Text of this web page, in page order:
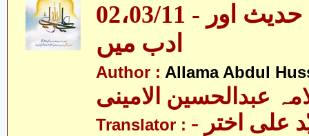
02،03/11 - غدیر - قرآن، حدیث اور
ادب میں
Author : Allama Abdul
عبدالحسین الامینی
Translator : - مولانا سیّد علی اختر